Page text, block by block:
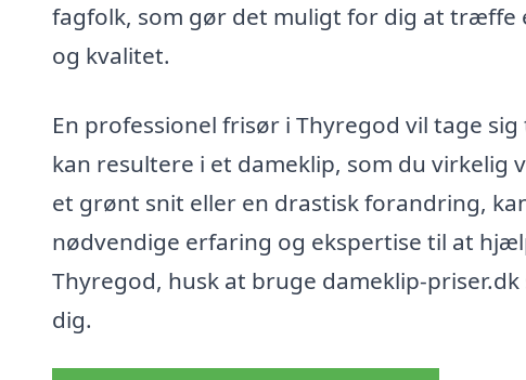
fagfolk, som gør det muligt for dig at træffe
og kvalitet.
En professionel frisør i Thyregod vil tage
kan resultere i et dameklip, som du
et grønt snit eller en drastisk forandring,
nødvendige erfaring og ekspertise til at
Thyregod, husk at bruge dameklip-
dig.